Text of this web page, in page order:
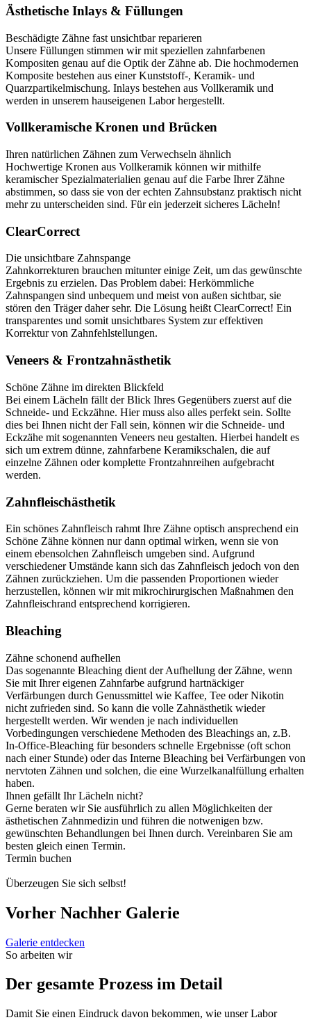
Ästhetische Inlays & Füllungen
Beschädigte Zähne fast unsichtbar reparieren
Unsere Füllungen stimmen wir mit speziellen zahnfarbenen
Kompositen genau auf die Optik der Zähne ab. Die hochmodernen
Komposite bestehen aus einer Kunststoff-, Keramik- und
Quarzpartikelmischung. Inlays bestehen aus Vollkeramik und
werden in unserem hauseigenen Labor hergestellt.
Vollkeramische Kronen und Brücken
Ihren natürlichen Zähnen zum Verwechseln ähnlich
Hochwertige Kronen aus Vollkeramik können wir mithilfe
keramischer Spezialmaterialien genau auf die Farbe Ihrer Zähne
abstimmen, so dass sie von der echten Zahnsubstanz praktisch nicht
mehr zu unterscheiden sind. Für ein jederzeit sicheres Lächeln!
ClearCorrect
Die unsichtbare Zahnspange
Zahnkorrekturen brauchen mitunter einige Zeit, um das gewünschte
Ergebnis zu erzielen. Das Problem dabei: Herkömmliche
Zahnspangen sind unbequem und meist von außen sichtbar, sie
stören den Träger daher sehr. Die Lösung heißt ClearCorrect! Ein
transparentes und somit unsichtbares System zur effektiven
Korrektur von Zahnfehlstellungen.
Veneers & Frontzahnästhetik
Schöne Zähne im direkten Blickfeld
Bei einem Lächeln fällt der Blick Ihres Gegenübers zuerst auf die
Schneide- und Eckzähne. Hier muss also alles perfekt sein. Sollte
dies bei Ihnen nicht der Fall sein, können wir die Schneide- und
Eckzähe mit sogenannten Veneers neu gestalten. Hierbei handelt es
sich um extrem dünne, zahnfarbene Keramikschalen, die auf
einzelne Zähnen oder komplette Frontzahnreihen aufgebracht
werden.
Zahnfleischästhetik
Ein schönes Zahnfleisch rahmt Ihre Zähne optisch ansprechend ein
Schöne Zähne können nur dann optimal wirken, wenn sie von
einem ebensolchen Zahnfleisch umgeben sind. Aufgrund
verschiedener Umstände kann sich das Zahnfleisch jedoch von den
Zähnen zurückziehen. Um die passenden Proportionen wieder
herzustellen, können wirmit mikrochirurgischen Maßnahmen den
Zahnfleischrand entsprechend korrigieren.
Bleaching
Zähne schonend aufhellen
Das sogenannte Bleaching dient der Aufhellung der Zähne, wenn
Sie mit Ihrer eigenen Zahnfarbe aufgrund hartnäckiger
Verfärbungen durch Genussmittel wie Kaffee, Tee oder Nikotin
nicht zufrieden sind. So kann die volle Zahnästhetik wieder
hergestellt werden. Wir wenden je nach individuellen
Vorbedingungen verschiedene Methoden des Bleachings an, z.B.
In-Office-Bleaching für besonders schnelle Ergebnisse (oft schon
nach einer Stunde) oder das Interne Bleaching bei Verfärbungen von
nervtoten Zähnen und solchen, die eine Wurzelkanalfüllung erhalten
haben.
Ihnen gefällt Ihr Lächeln nicht?
Gerne beraten wir Sie ausführlich zu allen Möglichkeiten der
ästhetischen Zahnmedizin und führen die notwenigen bzw.
gewünschten Behandlungen bei Ihnen durch. Vereinbaren Sie am
besten gleich einen Termin.
Termin buchen
Überzeugen Sie sich selbst!
Vorher Nachher Galerie
Galerie entdecken
So arbeiten wir
Der gesamte Prozess im Detail
Damit Sie einen Eindruck davon bekommen, wie unser Labor